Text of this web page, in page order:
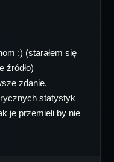
;) (starałem się
źródło)
zdanie.
statystyk
je przemieli by nie